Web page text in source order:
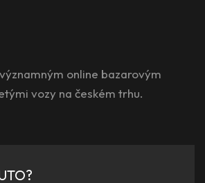
online bazarovým
vozy na českém trhu.